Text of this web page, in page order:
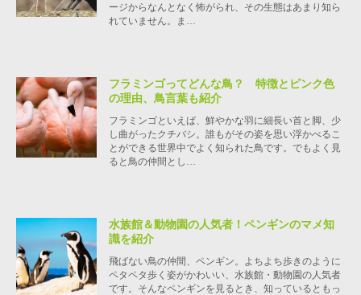
ージからなんとなく怖がられ、その生態はあまり知ら
れていません。ま…
フラミンゴってどんな鳥？ 特徴とピンク色
の理由、鳥言葉も紹介
フラミンゴといえば、鮮やかな羽に細長い首と脚、少
し曲がったクチバシ。誰もがその姿を思い浮かべるこ
とができる世界中でよく知られた鳥です。でもよく見
ると鳥の仲間とし…
水族館＆動物園の人気者！ペンギンのマメ知
識を紹介
飛ばない鳥の仲間、ペンギン。よちよち歩きのように
ペタペタ歩く姿がかわいい、水族館・動物園の人気者
です。そんなペンギンを見るとき、知っているともっ